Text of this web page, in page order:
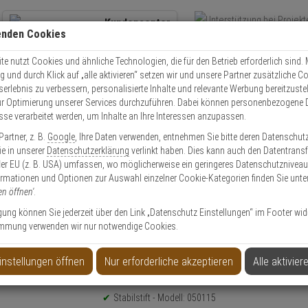
Kundencenter
Kontaktservice nutzen
Mo. - Do.: 8:00 - 16:30 Fr. 8:00 - 14:00 Uhr
Zutritt Einbruch
Türsicherung Türbeschläge FSB Stabilstift 8x140 mm für
76-95 mm
Produktinformationen
Stabilstift - Modell: 050115
Cookies
nutzt Cookies und ähnliche Technologien, die für den Betrieb erforderlich sind.
und durch Klick auf „alle aktivieren“ setzen wir und unsere Partner zusätzliche
zu verbessern, personalisierte Inhalte und relevante Werbung
Optimierung unserer Services durchzuführen. Dabei können personenbezogene
verarbeitet werden, um Inhalte an Ihre Interessen anzupassen.
z. B. Google , Ihre Daten verwenden, entnehmen Sie bitte deren
in unserer Datenschutzerklärung verlinkt haben. Dies kann auch den
EU (z. B. USA) umfassen, wo möglicherweise ein geringeres Datenschutzniveau
und Optionen zur Auswahl einzelner Cookie-Kategorien finden Sie
öffnen'.
können Sie jederzeit über den Link „Datenschutz Einstellungen“ im Footer
verwenden wir nur notwendige Cookies.
öffnen Nur erforderliche akzeptieren Alle